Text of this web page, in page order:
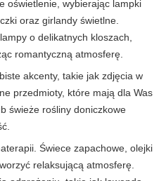
oświetlenie, wybierając lampki
oraz girlandy świetlne.
o delikatnych kloszach,
romantyczną atmosferę.
akcenty, takie jak zdjęcia w
przedmioty, które mają dla Was
świeże rośliny doniczkowe
Świece zapachowe, olejki
relaksującą atmosferę.